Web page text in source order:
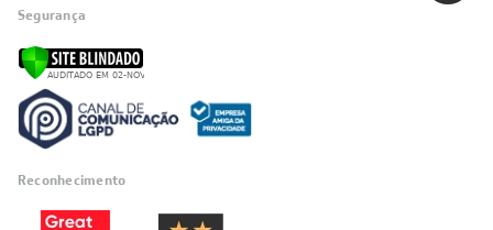
Segurança
Reconhecimento